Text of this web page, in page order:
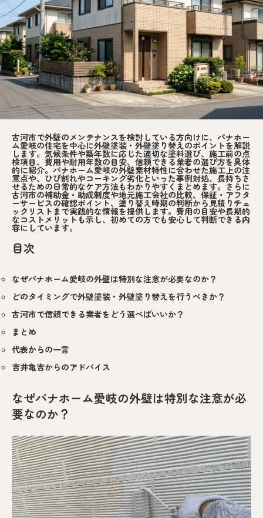
古河市で外壁のメンテナンスを検討している方向けに、パナホー
ム愛岐の住宅を中心に外壁塗装・外壁塗り替えのポイントを解説
します。気候条件や築年数に応じた適切な塗料選び、施工前の点
検項目、費用や耐用年数の目安、信頼できる業者の選び方を具体
的に紹介。パナホーム愛岐の外壁素材特性に合わせた施工上の注
意点や、ひび割れやコーキング劣化といった事例対処、長持ちさ
せるための日常的なケア方法もわかりやすくまとめます。さらに
古河市の補助金・助成制度や地元施工会社の比較、保証・アフタ
ーサービスの確認ポイント、塗り替え時期の判断から見積りチェ
ックリストまで実践的な情報を提供します。費用の目安や長期的
なコストメリットも示し、初めての方でも安心して判断できる内
容にしています。
目次
なぜパナホーム愛岐の外壁は特別な注意が必要なのか？
どのタイミングで外壁塗装・外壁塗り替えを行うべきか？
古河市で信頼できる業者をどう選べばいいか？
まとめ
代表からの一言
吉井亀吉からのアドバイス
なぜパナホーム愛岐の外壁は特別な注意が必
要なのか？